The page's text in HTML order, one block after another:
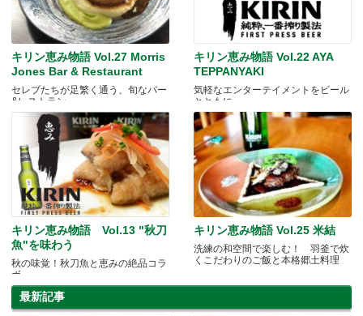
キリン恵み物語 Vol.27 Morris
Jones Bar & Restaurant
セレブたちが足繁く通う、旬なバー
&レストラン
キリン恵み物語 Vol.22 AYA
TEPPANYAKI
気軽なエンターテイメントをビール
とともに
キリン恵み物語 Vol.13 "秋刀
魚"を味わう
秋の味覚！秋刀魚と恵みの絶品コラ
ボ
キリン恵み物語 Vol.25 米結
洗練の和空間で楽しむ！ 羽釜で炊
くこだわりのご飯と本格郷土料理
最新記事